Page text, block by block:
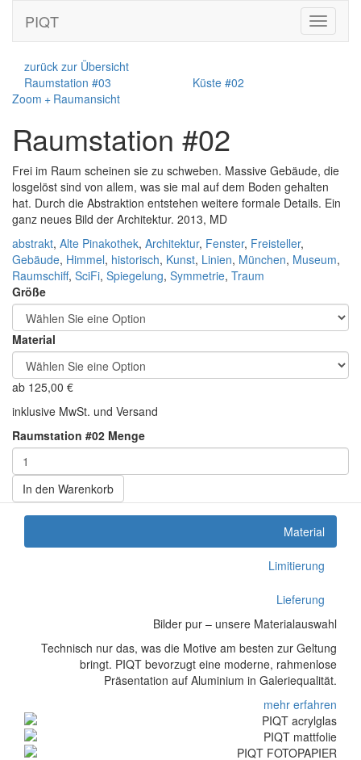
Toggle
PIQT
zurück zur Übersicht
Raumstation #03
Küste #02
Zoom + Raumansicht
Raumstation #02
Frei im Raum scheinen sie zu schweben. Massive Gebäude, die
losgelöst sind von allem, was sie mal auf dem Boden gehalten
hat. Durch die Abstraktion entstehen weitere formale Details. Ein
ganz neues Bild der Architektur. 2013, MD
abstrakt, Alte Pinakothek, Architektur, Fenster, Freisteller,
Gebäude, Himmel, historisch, Kunst, Linien, München, Museum,
Raumschiff, SciFi, Spiegelung, Symmetrie, Traum
Größe
Material
ab 125,00 €
inklusive MwSt. und Versand
Raumstation #02 Menge
In den Warenkorb
Material
Limitierung
Lieferung
Bilder pur – unsere Materialauswahl
Technisch nur das, was die Motive am besten zur Geltung
bringt. PIQT bevorzugt eine moderne, rahmenlose
Präsentation auf Aluminium in Galeriequalität.
mehr erfahren